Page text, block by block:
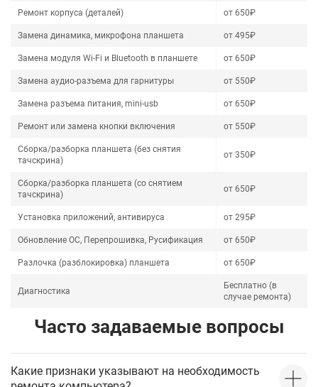
Ремонт корпуса (деталей) от 650₽
Замена динамика, микрофона планшета от 495₽
Замена модуля Wi-Fi и Bluetooth в планшете от 650₽
Замена аудио-разъема для гарнитуры от 550₽
Замена разъема питания, mini-usb от 650₽
Ремонт или замена кнопки включения от 550₽
Сборка/разборка планшета (без снятия
тачскрина)
от 350₽
Сборка/разборка планшета (со снятием
тачскрина)
от 650₽
Установка приложений, антивируса от 295₽
Обновление ОС, Перепрошивка, Русификация от 650₽
Разлочка (разблокировка) планшета от 650₽
Диагностика
Бесплатно (в
случае ремонта)
Часто задаваемые вопросы
Какие признаки указывают на необходимость